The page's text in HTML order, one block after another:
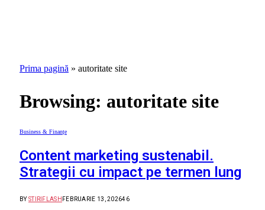
Prima pagină » autoritate site
Browsing: autoritate site
Business & Finanțe
Content marketing sustenabil.
Strategii cu impact pe termen lung
BY STIRIFLASH FEBRUARIE 13, 202646